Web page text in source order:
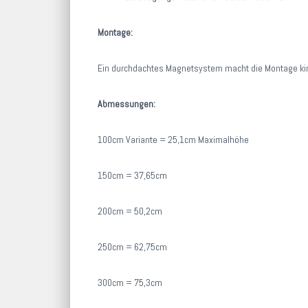
Montage:
Ein durchdachtes Magnetsystem macht die Montage
Abmessungen:
100cm Variante = 25,1cm Maximalhöhe
150cm = 37,65cm
200cm = 50,2cm
250cm = 62,75cm
300cm = 75,3cm